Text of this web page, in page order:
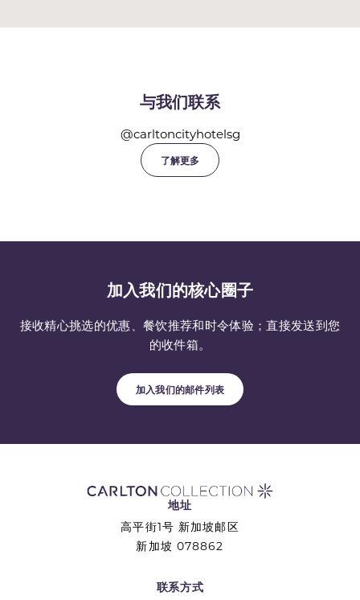
与我们联系
@carltoncityhotelsg
了解更多
加入我们的核心圈子
接收精心挑选的优惠、餐饮推荐和时令体验；直接发送到您
的收件箱。
加入我们的邮件列表
地址
高平街1号 新加坡邮区
新加坡 078862
联系方式